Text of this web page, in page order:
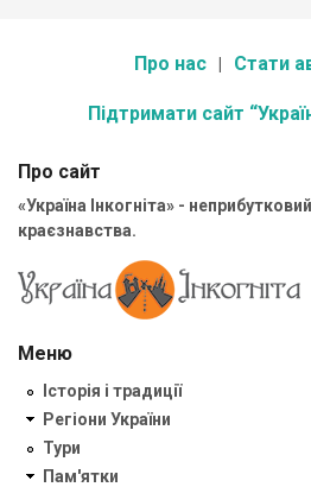
Про нас Стати
Підтримати сайт
Про сайт
«Україна Інкогніта» -
краєзнавства.
Меню
Історія і традиції
Регіони України
Тури
Пам'ятки